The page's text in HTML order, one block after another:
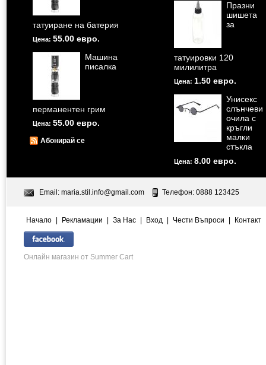
татуиране на батерия
Цена: 55.00 евро.
Машина
писалка
перманентен грим
Цена: 55.00 евро.
Абонирай се
Празни
шишета
за
татуировки 120
милилитра
Цена: 1.50 евро.
Унисекс
слънчеви
очила с
кръгли
малки
стъкла
Цена: 8.00 евро.
Email: maria.stil.info@gmail.com Телефон: 0888 123425
Начало | Рекламации | За Нас | Вход | Чести Въпроси | Контакт
Онлайн магазин от Summer Cart